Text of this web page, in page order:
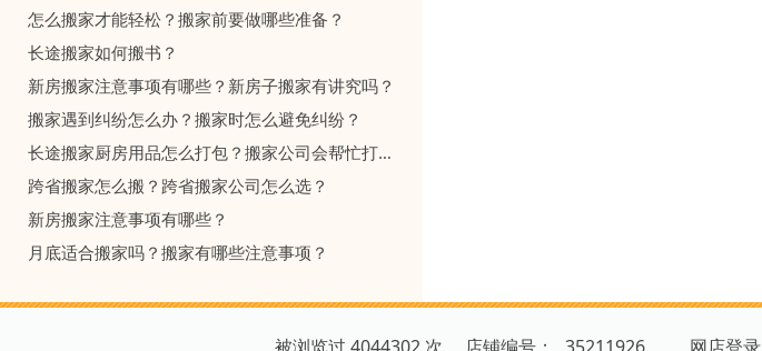
怎么搬家才能轻松？搬家前要做哪些准备？
长途搬家如何搬书？
新房搬家注意事项有哪些？新房子搬家有讲究吗？
搬家遇到纠纷怎么办？搬家时怎么避免纠纷？
长途搬家厨房用品怎么打包？搬家公司会帮忙打包吗？
跨省搬家怎么搬？跨省搬家公司怎么选？
新房搬家注意事项有哪些？
月底适合搬家吗？搬家有哪些注意事项？